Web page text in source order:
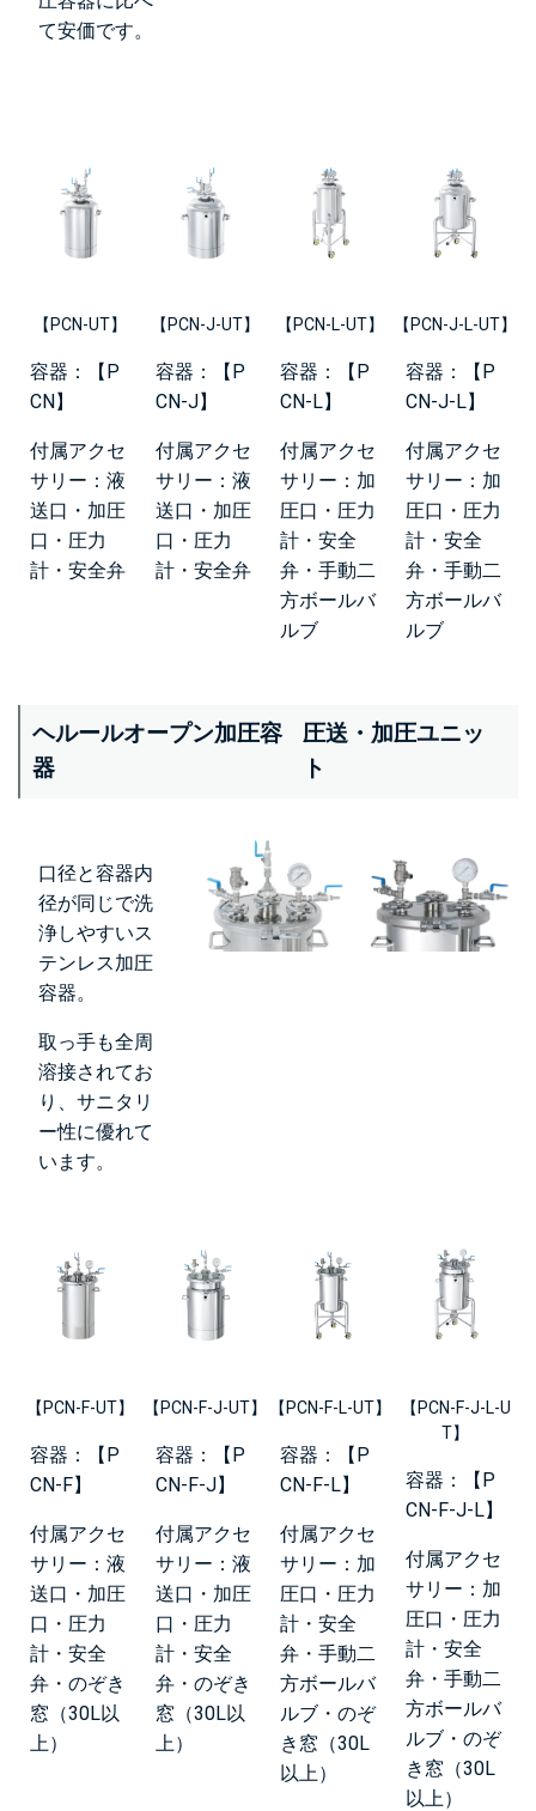
て安価です。
【PCN-UT】
容器：【P
CN】
付属アクセ
サリー：液
送口・加圧
口・圧力
計・安全弁
【PCN-J-UT】
容器：【P
CN-J】
付属アクセ
サリー：液
送口・加圧
口・圧力
計・安全弁
【PCN-L-UT】
容器：【P
CN-L】
付属アクセ
サリー：加
圧口・圧力
計・安全
弁・手動二
方ボールバ
ルブ
【PCN-J-L-UT】
容器：【P
CN-J-L】
付属アクセ
サリー：加
圧口・圧力
計・安全
弁・手動二
方ボールバ
ルブ
ヘルールオープン加圧容
器
圧送・加圧ユニッ
ト
口径と容器内
径が同じで洗
浄しやすいス
テンレス加圧
容器。
取っ手も全周
溶接されてお
り、サニタリ
ー性に優れて
います。
【PCN-F-UT】
容器：【P
CN-F】
付属アクセ
サリー：液
送口・加圧
口・圧力
計・安全
弁・のぞき
窓（30L以
上）
【PCN-F-J-UT】
容器：【P
CN-F-J】
付属アクセ
サリー：液
送口・加圧
口・圧力
計・安全
弁・のぞき
窓（30L以
上）
【PCN-F-L-UT】
容器：【P
CN-F-L】
付属アクセ
サリー：加
圧口・圧力
計・安全
弁・手動二
方ボールバ
ルブ・のぞ
き窓（30L
以上）
【PCN-F-J-L-U
T】
容器：【P
CN-F-J-L】
付属アクセ
サリー：加
圧口・圧力
計・安全
弁・手動二
方ボールバ
ルブ・のぞ
き窓（30L
以上）